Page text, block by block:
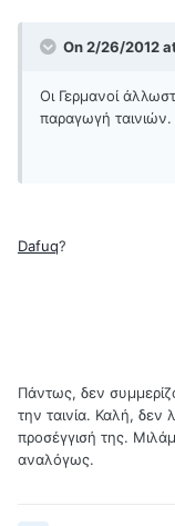
On 2/26/2012
Οι Γερμανοί
παραγωγή ταινιών.
Dafuq?
Πάντως, δεν
την ταινία. Καλή, δεν
προσέγγισή της.
αναλόγως.